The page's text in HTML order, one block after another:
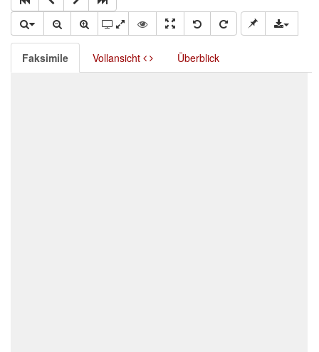
Faksimile Vollansicht Überblick